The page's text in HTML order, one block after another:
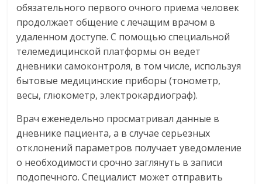
обязательного первого очного приема человек
продолжает общение с лечащим врачом в
удаленном доступе. С помощью специальной
телемедицинской платформы он ведет
дневники самоконтроля, в том числе, используя
бытовые медицинские приборы (тонометр,
весы, глюкометр, электрокардиограф).
Врач еженедельно просматривал данные в
дневнике пациента, а в случае серьезных
отклонений параметров получает уведомление
о необходимости срочно заглянуть в записи
подопечного. Специалист может отправить